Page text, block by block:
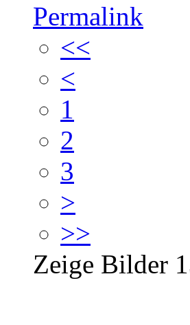
Permalink
<<
<
1
2
3
>
>>
Zeige Bilder